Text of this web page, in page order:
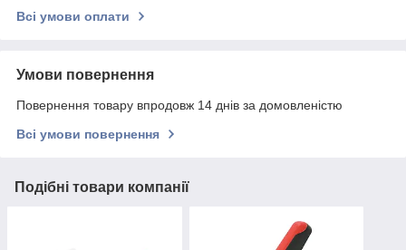
Всі умови оплати
Умови повернення
Повернення товару впродовж 14 днів за домовленістю
Всі умови повернення
Подібні товари компанії